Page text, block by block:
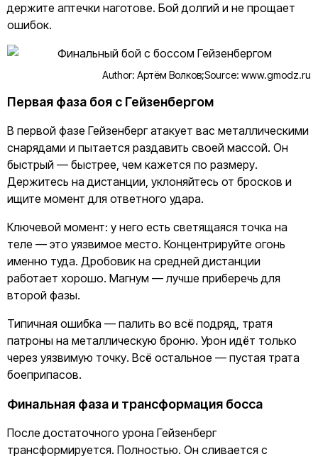
держите аптечки наготове. Бой долгий и не прощает
ошибок.
Author: Артём Волков;Source: www.gmodz.ru
Первая фаза боя с Гейзенбергом
В первой фазе Гейзенберг атакует вас металлическими
снарядами и пытается раздавить своей массой. Он
быстрый — быстрее, чем кажется по размеру.
Держитесь на дистанции, уклоняйтесь от бросков и
ищите момент для ответного удара.
Ключевой момент: у него есть светящаяся точка на
теле — это уязвимое место. Концентрируйте огонь
именно туда. Дробовик на средней дистанции
работает хорошо. Магнум — лучше приберечь для
второй фазы.
Типичная ошибка — палить во всё подряд, тратя
патроны на металлическую броню. Урон идёт только
через уязвимую точку. Всё остальное — пустая трата
боеприпасов.
Финальная фаза и трансформация босса
После достаточного урона Гейзенберг
трансформируется. Полностью. Он сливается с